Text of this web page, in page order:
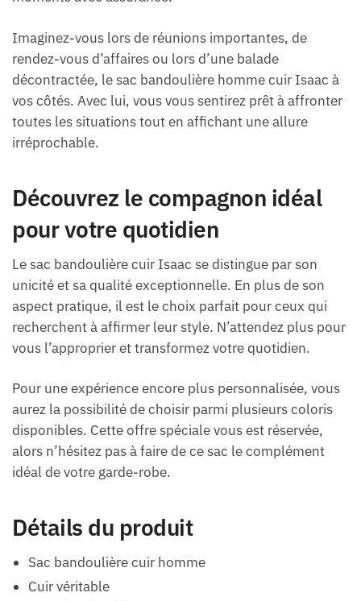
Imaginez-vous lors de réunions importantes, de
rendez-vous d’affaires ou lors d’une balade
décontractée, le sac bandoulière homme cuir Isaac à
vos côtés. Avec lui, vous vous sentirez prêt à affronter
toutes les situations tout en affichant une allure
irréprochable.
Découvrez le compagnon idéal
pour votre quotidien
Le sac bandoulière cuir Isaac se distingue par son
unicité et sa qualité exceptionnelle. En plus de son
aspect pratique, il est le choix parfait pour ceux qui
recherchent à affirmer leur style. N’attendez plus pour
vous l’approprier et transformez votre quotidien.
Pour une expérience encore plus personnalisée, vous
aurez la possibilité de choisir parmi plusieurs coloris
disponibles. Cette offre spéciale vous est réservée,
alors n’hésitez pas à faire de ce sac le complément
idéal de votre garde-robe.
Détails du produit
Sac bandoulière cuir homme
Cuir véritable